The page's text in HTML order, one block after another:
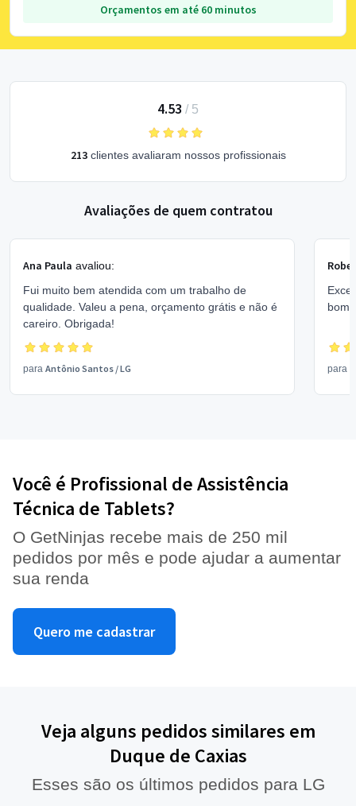
Orçamentos em até 60 minutos
4.53 / 5
213clientes avaliaram nossos profissionais
Avaliações de quem contratou
Ana Paula avaliou:
Fui muito bem atendida com um trabalho de
qualidade. Valeu a pena, orçamento grátis e não é
careiro. Obrigada!
para Antônio Santos /LG
bom
para
Você é Profissional de Assistência
Técnica de Tablets?
O GetNinjas recebe mais de 250 mil
pedidos por mês e pode ajudar a aumentar
sua renda
Quero me cadastrar
Veja alguns pedidos similares em
Duque de Caxias
Esses são os últimos pedidos para LG